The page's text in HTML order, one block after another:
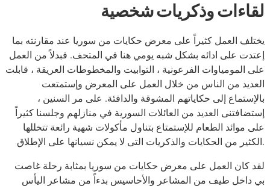
لقاءات وذكريات شخصية
يختلف العمل كثيراً على معرض حكايات من سوريا عند مقارنته بما
إعتدت على ادائه بشكل شبه يومي هنا في المتحف. فبدلاً من العمل
على المومياوات الفرعونية ، التوابيت والمخطوطات العريقة ، قابلت
العديد من الناس من خلال العمل على المعرض وإستمتعت
بالإستماع إلى حكاياتهم المشوقة والدافئة. على مر السنين ،
إستضافتنى العديد من العائلات السورية في منازلهم وجلسنا كثيراً
على موائد الطعام للإستمتاع بتناول مأكولات شهية رائعة تتخللها
الكثير من الحكايات والذكريات التى لا يمكن نسيانها على الإطلاق.
لقد كان العمل على معرض حكايات من سوريا بمثابة رحلة غاصت
بي داخل طيف من المشاعر والأحاسيس بدءاً من مشاعر اليأس